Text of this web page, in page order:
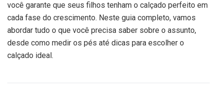
você garante que seus filhos tenham o calçado perfeito em
cada fase do crescimento. Neste guia completo, vamos
abordar tudo o que você precisa saber sobre o assunto,
desde como medir os pés até dicas para escolher o
calçado ideal.